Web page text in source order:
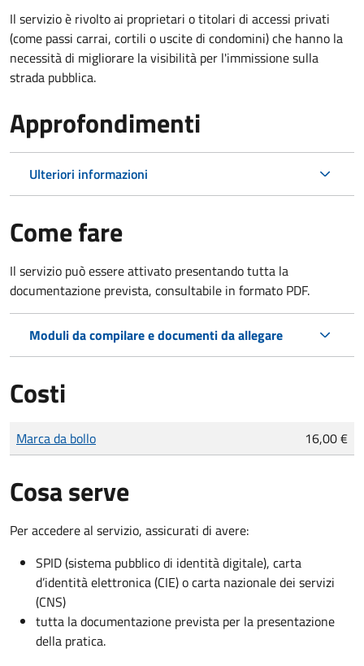
Il servizio è rivolto ai proprietari o titolari di accessi privati
(come passi carrai, cortili o uscite di condomini) che hanno la
necessità di migliorare la visibilità per l'immissione sulla
strada pubblica.
Approfondimenti
Ulteriori informazioni
Come fare
Il servizio può essere attivato presentando tutta la
documentazione prevista, consultabile in formato PDF.
Moduli da compilare e documenti da allegare
Costi
Tipo di pagamento
Importo
Marca da bollo 16,00 €
Cosa serve
Per accedere al servizio, assicurati di avere:
SPID (sistema pubblico di identità digitale), carta
d’identità elettronica (CIE) o carta nazionale dei servizi
(CNS)
tutta la documentazione prevista per la presentazione
della pratica.